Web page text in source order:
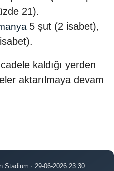
21).
5 şut (2 isabet),
kaldığı yerden
aktarılmaya devam
Stadium · 29-06-2026 23:30